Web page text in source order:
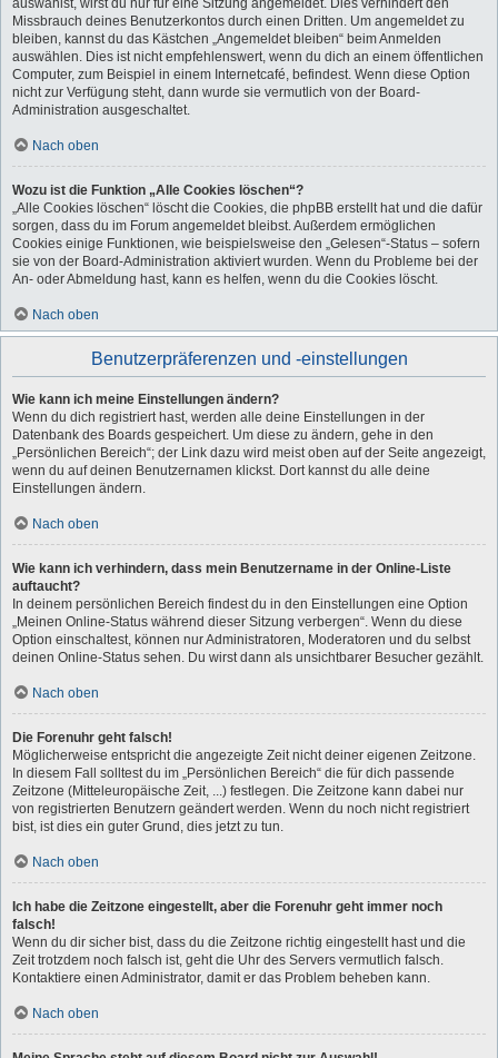
auswählst, wirst du nur für eine Sitzung angemeldet. Dies verhindert den
Missbrauch deines Benutzerkontos durch einen Dritten. Um angemeldet zu
bleiben, kannst du das Kästchen „Angemeldet bleiben“ beim Anmelden
auswählen. Dies ist nicht empfehlenswert, wenn du dich an einem öffentlichen
Computer, zum Beispiel in einem Internetcafé, befindest. Wenn diese Option
nicht zur Verfügung steht, dann wurde sie vermutlich von der Board-
Administration ausgeschaltet.
Nach oben
Wozu ist die Funktion „Alle Cookies löschen“?
„Alle Cookies löschen“ löscht die Cookies, die phpBB erstellt hat und die dafür
sorgen, dass du im Forum angemeldet bleibst. Außerdem ermöglichen
Cookies einige Funktionen, wie beispielsweise den „Gelesen“-Status – sofern
sie von der Board-Administration aktiviert wurden. Wenn du Probleme bei der
An- oder Abmeldung hast, kann es helfen, wenn du die Cookies löscht.
Nach oben
Benutzerpräferenzen und -einstellungen
Wie kann ich meine Einstellungen ändern?
Wenn du dich registriert hast, werden alle deine Einstellungen in der
Datenbank des Boards gespeichert. Um diese zu ändern, gehe in den
„Persönlichen Bereich“; der Link dazu wird meist oben auf der Seite angezeigt,
wenn du auf deinen Benutzernamen klickst. Dort kannst du alle deine
Einstellungen ändern.
Nach oben
Wie kann ich verhindern, dass mein Benutzername in der Online-Liste
auftaucht?
In deinem persönlichen Bereich findest du in den Einstellungen eine Option
„Meinen Online-Status während dieser Sitzung verbergen“. Wenn du diese
Option einschaltest, können nur Administratoren, Moderatoren und du selbst
deinen Online-Status sehen. Du wirst dann als unsichtbarer Besucher gezählt.
Nach oben
Die Forenuhr geht falsch!
Möglicherweise entspricht die angezeigte Zeit nicht deiner eigenen Zeitzone.
In diesem Fall solltest du im „Persönlichen Bereich“ die für dich passende
Zeitzone (Mitteleuropäische Zeit, ...) festlegen. Die Zeitzone kann dabei nur
von registrierten Benutzern geändert werden. Wenn du noch nicht registriert
bist, ist dies ein guter Grund, dies jetzt zu tun.
Nach oben
Ich habe die Zeitzone eingestellt, aber die Forenuhr geht immer noch
falsch!
Wenn du dir sicher bist, dass du die Zeitzone richtig eingestellt hast und die
Zeit trotzdem noch falsch ist, geht die Uhr des Servers vermutlich falsch.
Kontaktiere einen Administrator, damit er das Problem beheben kann.
Nach oben